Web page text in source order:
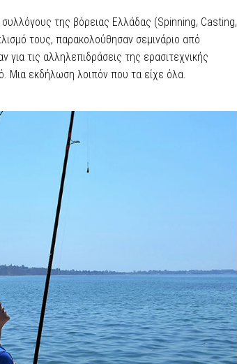
της βόρειας Ελλάδας (Spinning, Casting,
τους, παρακολούθησαν σεμινάριο από
για τις αλληλεπιδράσεις της ερασιτεχνικής
Μια εκδήλωση λοιπόν που τα είχε όλα.